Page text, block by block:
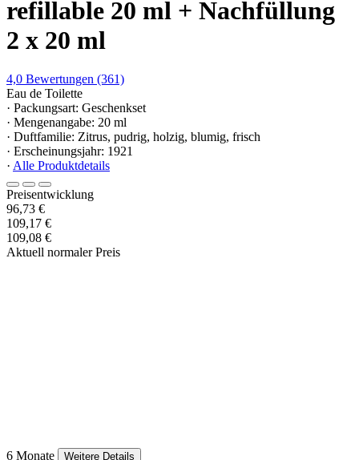
refillable 20 ml + Nachfüllung
2 x 20 ml
4,0 Bewertungen (361)
Eau de Toilette
· Packungsart: Geschenkset
· Mengenangabe: 20 ml
· Duftfamilie: Zitrus, pudrig, holzig, blumig, frisch
· Erscheinungsjahr: 1921
· Alle Produktdetails
Preisentwicklung
96,73 €
109,17 €
109,08 €
Aktuell normaler Preis
6 Monate
Weitere Details